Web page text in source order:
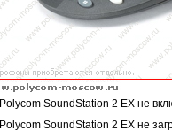
Polycom SoundStation 2 EX не
Polycom SoundStation 2 EX не